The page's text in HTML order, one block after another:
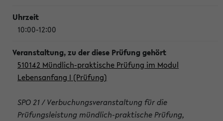
10:00-12:00
510142 Mündlich-praktische Prüfung im Modul
Lebensanfang I (Prüfung)
SPO 21 / Verbuchungsveranstaltung für die
Prüfungsleistung mündlich-praktische Prüfung,